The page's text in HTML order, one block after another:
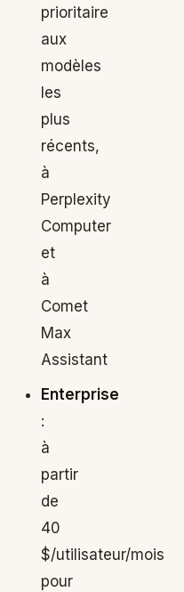
prioritaire
aux
modèles
les
plus
récents,
à
Perplexity
Computer
et
à
Comet
Max
Assistant
Enterprise
:
à
partir
de
40
$/utilisateur/mois
pour